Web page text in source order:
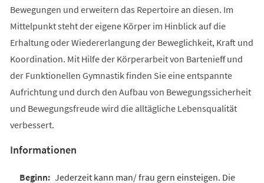
Bewegungen und erweitern das Repertoire an diesen. Im
Mittelpunkt steht der eigene Körper im Hinblick auf die
Erhaltung oder Wiedererlangung der Beweglichkeit, Kraft und
Koordination. Mit Hilfe der Körperarbeit von Bartenieff und
der Funktionellen Gymnastik finden Sie eine entspannte
Aufrichtung und durch den Aufbau von Bewegungssicherheit
und Bewegungsfreude wird die alltägliche Lebensqualität
verbessert.
Informationen
Jederzeit kann man/ frau gern einsteigen. Die